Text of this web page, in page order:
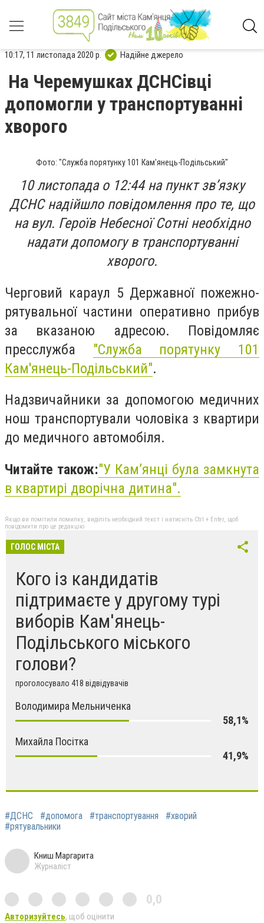
10:17, 11 листопада 2020 р. Надійне джерело
На Черемушках ДСНСівці
допомогли у транспортуванні
хворого
Фото: "Служба порятунку 101 Кам'янець-Подільський"
10 листопада о 12:44 на пункт зв’язку
ДСНС надійшло повідомлення про те, що
на вул. Героїв Небесної Сотні необхідно
надати допомогу в транспортуванні
хворого.
Черговий караул 5 Державної пожежно-
рятувальної частини оперативно прибув
за вказаною адресою. Повідомляє
пресслужба "Служба порятунку 101
Кам'янець-Подільський".
Надзвичайники за допомогою медичних
нош транспортували чоловіка з квартири
до медичного автомобіля.
Читайте також:"У Кам’янці була замкнута
в квартирі дворічна дитина".
Якщо ви помітили помилку, виділіть необхідний текст і натисніть Ctrl + Enter, щоб
повідомити про це редакцію
ГОЛОС МІСТА
Кого із кандидатів
підтримаєте у другому турі
виборів Кам'янець-
Подільського міського
голови?
проголосувало 418 відвідувачів
Володимира Мельниченка
58,1%
Михайла Посітка
41,9%
#ДСНС #допомога #транспортування
#хворий
#рятувальники
Книш Маргарита
Журналіст
0,0
Авторизуйтесь, щоб оцінити